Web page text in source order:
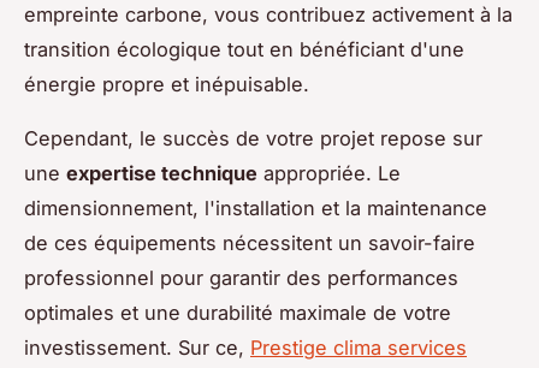
empreinte carbone, vous contribuez activement à la
transition écologique tout en bénéficiant d'une
énergie propre et inépuisable.
Cependant, le succès de votre projet repose sur
une expertise technique appropriée. Le
dimensionnement, l'installation et la maintenance
de ces équipements nécessitent un savoir-faire
professionnel pour garantir des performances
optimales et une durabilité maximale de votre
investissement. Sur ce, Prestige clima services